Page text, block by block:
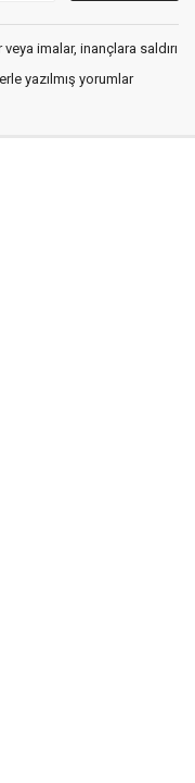
imalar, inançlara saldırı
yazılmış yorumlar